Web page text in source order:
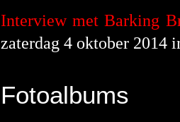
Interview met Barking
zaterdag 4 oktober
Fotoalbums